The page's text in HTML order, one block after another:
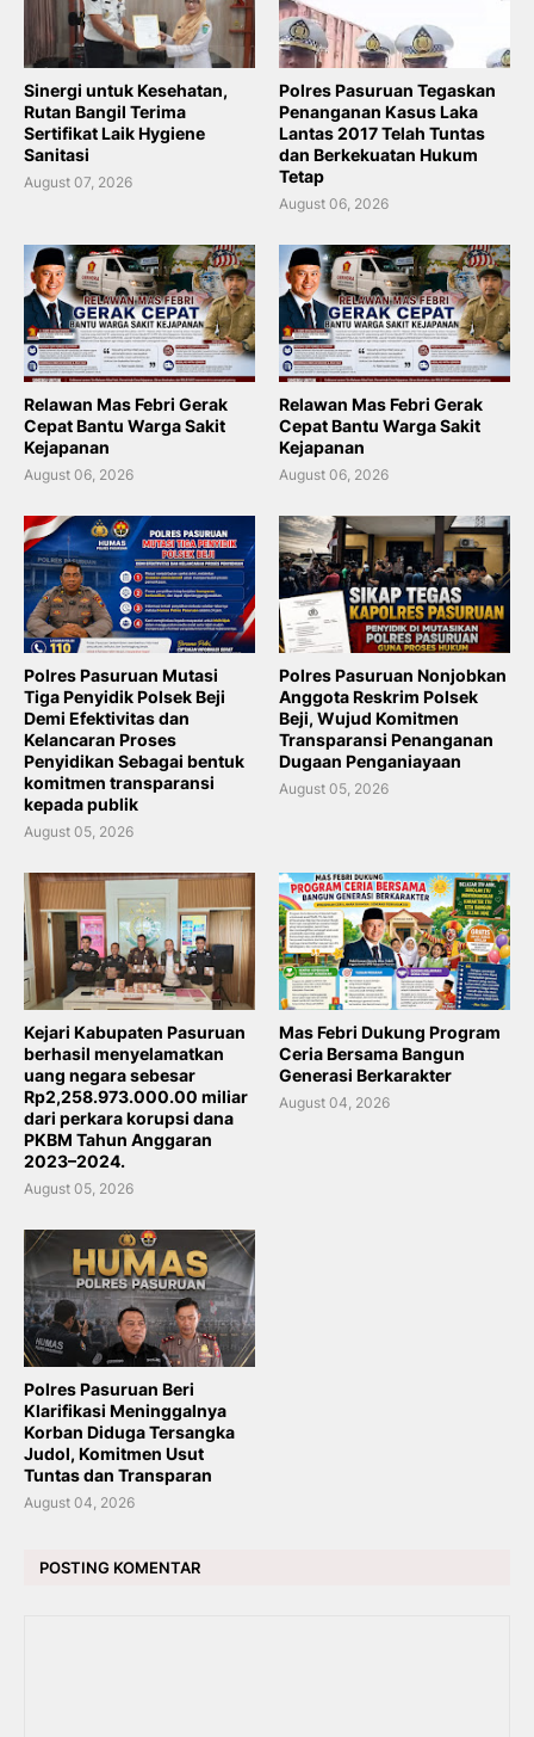
Sinergi untuk Kesehatan,
Rutan Bangil Terima
Sertifikat Laik Hygiene
Sanitasi
August 07, 2026
Polres Pasuruan Tegaskan
Penanganan Kasus Laka
Lantas 2017 Telah Tuntas
dan Berkekuatan Hukum
Tetap
August 06, 2026
Relawan Mas Febri Gerak
Cepat Bantu Warga Sakit
Kejapanan
August 06, 2026
Relawan Mas Febri Gerak
Cepat Bantu Warga Sakit
Kejapanan
August 06, 2026
Polres Pasuruan Mutasi
Tiga Penyidik Polsek Beji
Demi Efektivitas dan
Kelancaran Proses
Penyidikan Sebagai bentuk
komitmen transparansi
kepada publik
August 05, 2026
Polres Pasuruan Nonjobkan
Anggota Reskrim Polsek
Beji, Wujud Komitmen
Transparansi Penanganan
Dugaan Penganiayaan
August 05, 2026
Kejari Kabupaten Pasuruan
berhasil menyelamatkan
uang negara sebesar
Rp2,258.973.000.00 miliar
dari perkara korupsi dana
PKBM Tahun Anggaran
2023–2024.
August 05, 2026
Mas Febri Dukung Program
Ceria Bersama Bangun
Generasi Berkarakter
August 04, 2026
Polres Pasuruan Beri
Klarifikasi Meninggalnya
Korban Diduga Tersangka
Judol, Komitmen Usut
Tuntas dan Transparan
August 04, 2026
POSTING KOMENTAR